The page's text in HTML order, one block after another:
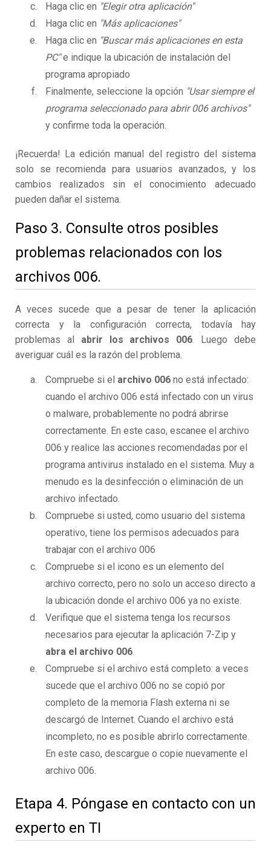
Haga clic en "Elegir otra aplicación"
Haga clic en "Más aplicaciones"
Haga clic en "Buscar más aplicaciones en esta
PC"e indique la ubicación de instalación del
programa apropiado
Finalmente, seleccione la opción "Usar siempre el
programa seleccionado para abrir 006 archivos"
y confirme toda la operación.
¡Recuerda! La edición manual del registro del sistema
solo se recomienda para usuarios avanzados, y los
cambios realizados sin el conocimiento adecuado
pueden dañar el sistema.
Paso 3. Consulte otros posibles
problemas relacionados con los
archivos 006.
A veces sucede que a pesar de tener la aplicación
correcta y la configuración correcta, todavía hay
problemas al abrir los archivos 006. Luego debe
averiguar cuál es la razón del problema.
Compruebe si el archivo 006 no está infectado:
cuando el archivo 006 está infectado con un virus
o malware, probablemente no podrá abrirse
correctamente. En este caso, escanee el archivo
006 y realice las acciones recomendadas por el
programa antivirus instalado en el sistema. Muy a
menudo es la desinfección o eliminación de un
archivo infectado.
Compruebe si usted, como usuario del sistema
operativo, tiene los permisos adecuados para
trabajar con el archivo 006
Compruebe si el icono es un elemento del
archivo correcto, pero no solo un acceso directo a
la ubicación donde el archivo 006 ya no existe.
Verifique que el sistema tenga los recursos
necesarios para ejecutar la aplicación 7-Zip y
abra el archivo 006.
Compruebe si el archivo está completo: a veces
sucede que el archivo 006 no se copió por
completo de la memoria Flash externa ni se
descargó de Internet. Cuando el archivo está
incompleto, no es posible abrirlo correctamente.
En este caso, descargue o copie nuevamente el
archivo 006.
Etapa 4. Póngase en contacto con un
experto en TI